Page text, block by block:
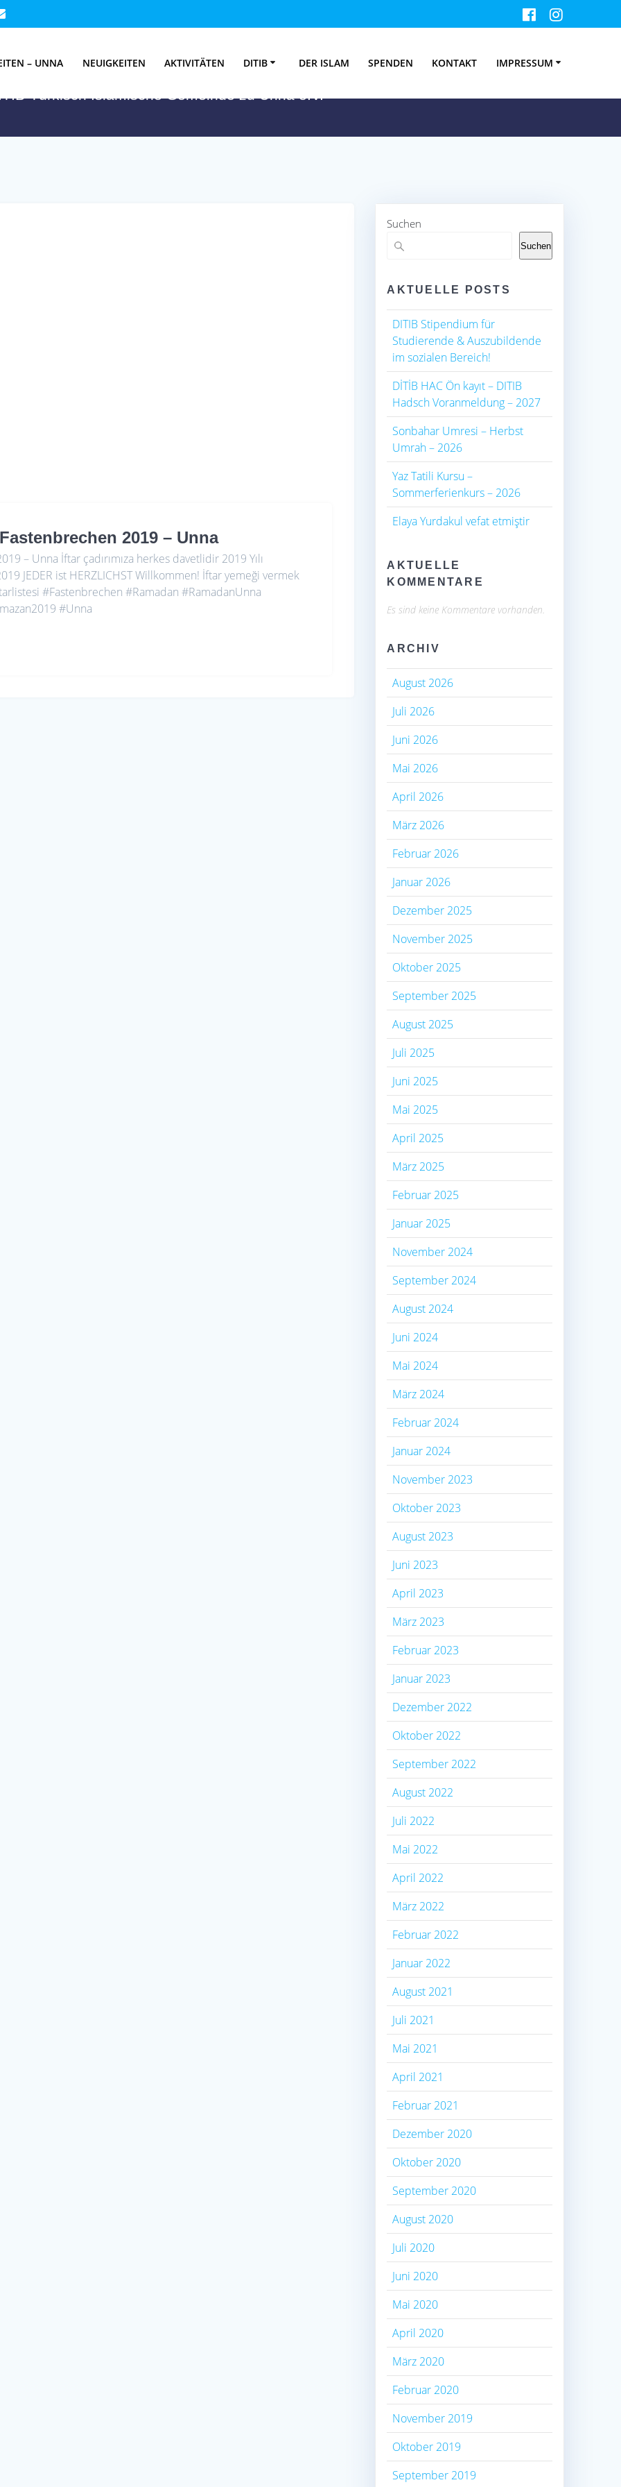
– UNNA NEUIGKEITEN AKTIVITÄTEN DITIB DER ISLAM SPENDEN KONTAKT IMPRESSUM
Iftar2019
Türkisch Islamische Gemeinde zu Unna e.V.
2019 – Unna
– Unna İftar çadırımıza herkes davetlidir 2019 Yılı
JEDER ist HERZLICHST Willkommen! İftar yemeği vermek
#Fastenbrechen #Ramadan #RamadanUnna
#Unna
Suchen
Suchen
AKTUELLE POSTS
DITIB Stipendium für
Studierende & Auszubildende
im sozialen Bereich!
DİTİB HAC Ön kayıt – DITIB
Hadsch Voranmeldung – 2027
Sonbahar Umresi – Herbst
Umrah – 2026
Yaz Tatili Kursu –
Sommerferienkurs – 2026
Elaya Yurdakul vefat etmiştir
AKTUELLE
KOMMENTARE
Es sind keine Kommentare vorhanden.
ARCHIV
August 2026
Juli 2026
Juni 2026
Mai 2026
April 2026
März 2026
Februar 2026
Januar 2026
Dezember 2025
November 2025
Oktober 2025
September 2025
August 2025
Juli 2025
Juni 2025
Mai 2025
April 2025
März 2025
Februar 2025
Januar 2025
November 2024
September 2024
August 2024
Juni 2024
Mai 2024
März 2024
Februar 2024
Januar 2024
November 2023
Oktober 2023
August 2023
Juni 2023
April 2023
März 2023
Februar 2023
Januar 2023
Dezember 2022
Oktober 2022
September 2022
August 2022
Juli 2022
Mai 2022
April 2022
März 2022
Februar 2022
Januar 2022
August 2021
Juli 2021
Mai 2021
April 2021
Februar 2021
Dezember 2020
Oktober 2020
September 2020
August 2020
Juli 2020
Juni 2020
Mai 2020
April 2020
März 2020
Februar 2020
November 2019
Oktober 2019
September 2019